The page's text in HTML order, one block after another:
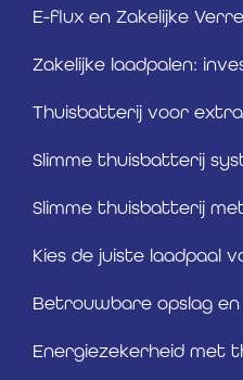
E-flux en Zakelijke
Zakelijke laadpalen:
Thuisbatterij voor
Slimme thuisbatterij
Slimme thuisbatterij
Kies de juiste laadpaal
Betrouwbare opslag
Energiezekerheid met